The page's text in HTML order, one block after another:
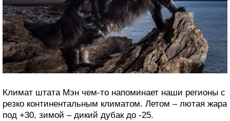
Климат штата Мэн чем-то напоминает наши регионы с
резко континентальным климатом. Летом – лютая жара
под +30, зимой – дикий дубак до -25.